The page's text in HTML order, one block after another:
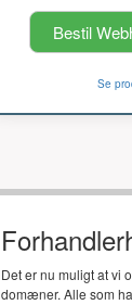
Bestil
Se
Det er nu muligt at vi
domæner. Alle som